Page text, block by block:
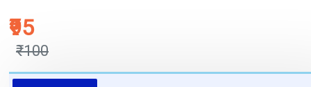
₹95
₹100
புத்தகம் 3 - 7 நாட்களில் அனுப்பி